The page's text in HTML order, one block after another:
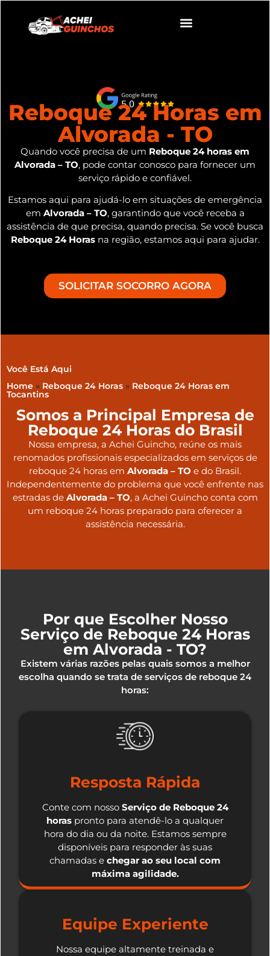
Reboque 24 Horas em
Alvorada - TO
Quando você precisa de um Reboque 24 horas em
Alvorada – TO, pode contar conosco para fornecer um
serviço rápido e confiável.
Estamos aqui para ajudá-lo em situações de emergência
em Alvorada – TO, garantindo que você receba a
assistência de que precisa, quando precisa. Se você busca
Reboque 24 Horasna região, estamos aqui para ajudar.
SOLICITAR SOCORRO AGORA
Você Está Aqui
Home » Reboque 24 Horas » Reboque 24 Horas em
Tocantins
Somos a Principal Empresa de
Reboque 24 Horas do Brasil
Nossa empresa, a Achei Guincho, reúne os mais
renomados profissionais especializados em serviços de
reboque 24 horas em Alvorada – TO e do Brasil.
Independentemente do problema que você enfrente nas
estradas de Alvorada – TO, a Achei Guincho conta com
um reboque 24 horas preparado para oferecer a
assistência necessária.
Por que Escolher Nosso
Serviço de Reboque 24 Horas
em Alvorada - TO?
Existem várias razões pelas quais somos a melhor
escolha quando se trata de serviços de reboque 24
horas:
Resposta Rápida
Conte com nosso Serviço de Reboque 24
horas pronto para atendê-lo a qualquer
hora do dia ou da noite. Estamos sempre
disponíveis para responder às suas
chamadas e chegar ao seu local com
máxima agilidade.
Equipe Experiente
Nossa equipe altamente treinada e